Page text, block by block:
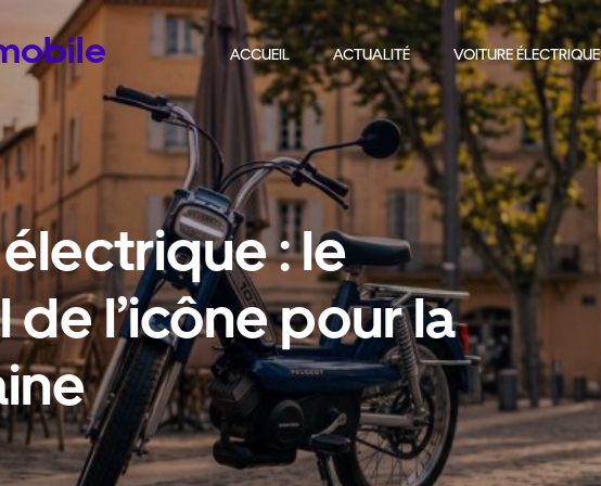
ACCUEIL ACTUALITÉ VOITURE ÉLECTRIQUE
: le
l’icône pour la